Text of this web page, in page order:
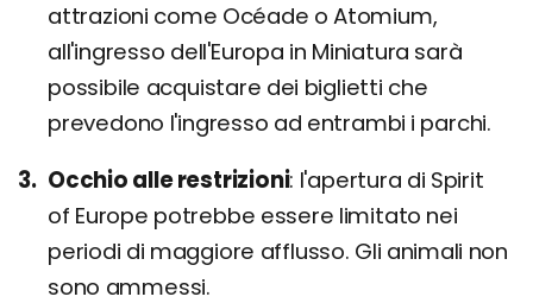
attrazioni come Océade o Atomium,
all'ingresso dell'Europa in Miniatura sarà
possibile acquistare dei biglietti che
prevedono l'ingresso ad entrambi i parchi.
Occhio alle restrizioni l'apertura di Spirit
of Europe potrebbe essere limitato nei
periodi di maggiore afflusso. Gli animali non
sono ammessi.